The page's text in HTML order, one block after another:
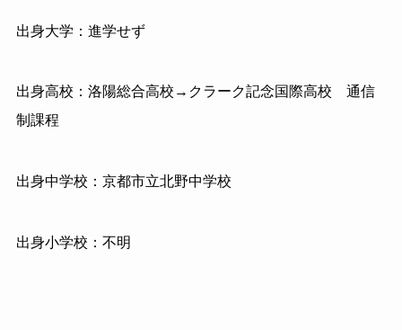
出身大学：進学せず
出身高校：洛陽総合高校→クラーク記念国際高校 通信
制課程
出身中学校：京都市立北野中学校
出身小学校：不明